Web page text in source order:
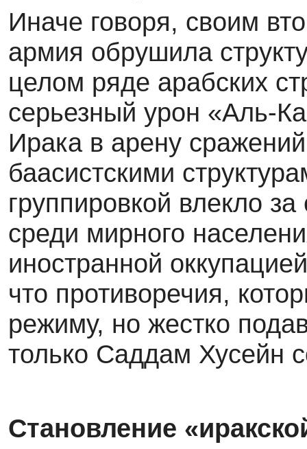
Иначе говоря, своим
армия обрушила
целом ряде арабских
серьезный урон «Аль-
Ирака в арену
баасистскими
группировкой влекло
среди мирного
иностранной
что противоречия,
режиму, но жестко
только Саддам Хусейн
Становление